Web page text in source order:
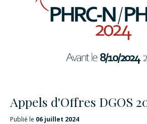
Appels d'Offres DGOS
Publié le 06 juillet 2024